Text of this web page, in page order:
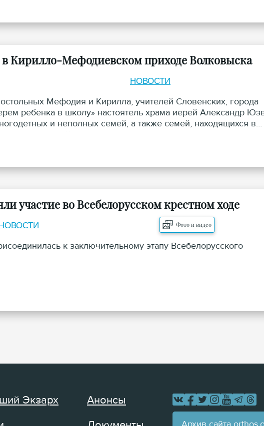
Кирилло-Мефодиевском приходе Волковыска
НОВОСТИ
Мефодия и Кирилла, учителей Словенских, города
ребенка в школу» настоятель храма иерей Александр
и неполных семей, а также семей, находящихся в
участие во Всебелорусском крестном ходе
Фото и видео
к заключительному этапу Всебелорусского
Экзарх
Анонсы